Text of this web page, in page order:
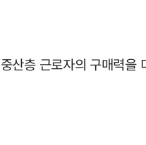
층 근로자의 구매력